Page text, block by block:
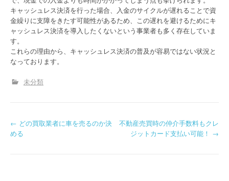
キャッシュレス決済を行った場合、入金のサイクルが遅れることで資
金繰りに支障をきたす可能性があるため、この遅れを避けるためにキ
ャッシュレス決済を導入したくないという事業者も多く存在していま
す。
これらの理由から、キャッシュレス決済の普及が容易ではない状況と
なっております。
未分類
P
← どの買取業者に車を売るのか決
める
不動産売買時の仲介手数料もクレ
ジットカード支払い可能！ →